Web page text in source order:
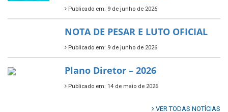
Publicado em: 9 de junho de 2026
🌳🌱 Projeto Arborização Urbana!
Publicado em: 9 de junho de 2026
🌿🚤 Semana Mundial do Meio
Ambiente em Tamandaré
Publicado em: 9 de junho de 2026